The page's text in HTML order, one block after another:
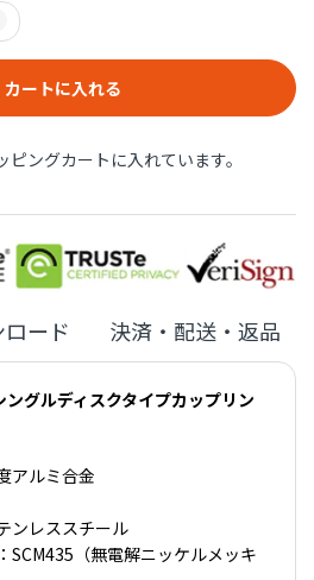
カートに入れる
ピングカートに入れています。
ード 決済・配送・返品
ングルディスクタイプカップリン
アルミ合金
ンレススチール
（無電解ニッケルメッキ